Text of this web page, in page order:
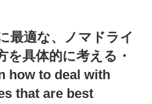
最適な、ノマドライ
を具体的に考える・
how to deal with
that are best